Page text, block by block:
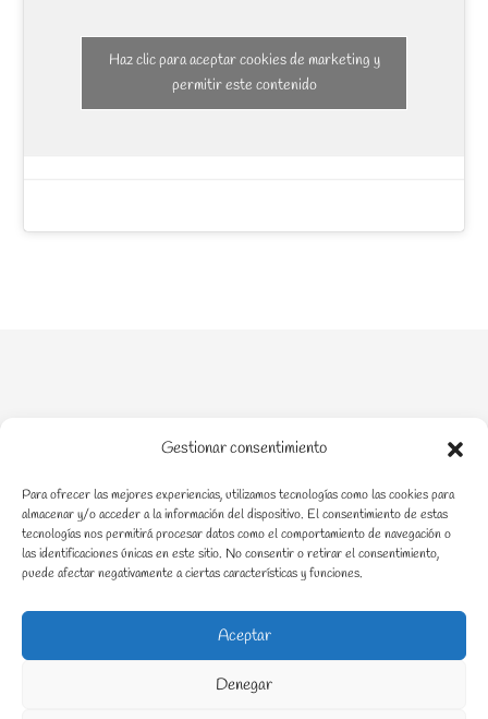
Gestionar consentimiento
Para ofrecer las mejores experiencias, utilizamos tecnologías como las cookies para
almacenar y/o acceder a la información del dispositivo. El consentimiento de estas
tecnologías nos permitirá procesar datos como el comportamiento de navegación o
las identificaciones únicas en este sitio. No consentir o retirar el consentimiento,
puede afectar negativamente a ciertas características y funciones.
Aceptar
Denegar
Haz clic para aceptar cookies de marketing y
permitir este contenido
Acompañamiento en crianza en procesos de enfermedad